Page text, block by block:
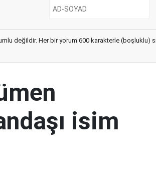
değildir. Her bir yorum 600 karakterle (boşluklu)
isim